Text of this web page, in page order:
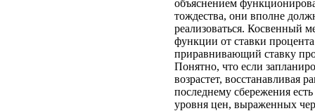
объяснением
тождества, они вполне
реализоваться. Косвенный
функции от ставки
приравнивающий ставку
Понятно, что если
возрастет, восстанавливая
последнему сбережения
уровня цен, выраженных